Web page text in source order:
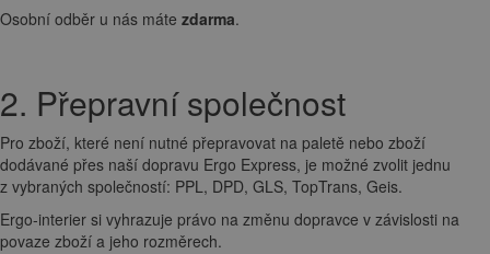
Osobní odběr u nás máte zdarma.
2. Přepravní společnost
Pro zboží, které není nutné přepravovat na paletě nebo zboží
dodávané přes naší dopravu Ergo Express, je možné zvolit jednu
z vybraných společností: PPL, DPD, GLS, TopTrans, Geis.
Ergo-interier si vyhrazuje právo na změnu dopravce v závislosti na
povaze zboží a jeho rozměrech.